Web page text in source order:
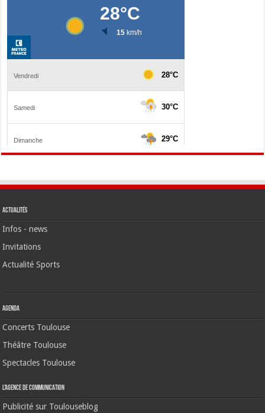
Actualités
Infos - news
Invitations
Actualité Sports
Agenda
Concerts Toulouse
Théâtre Toulouse
Spectacles Toulouse
L’agence de communication
Publicité sur Toulouseblog